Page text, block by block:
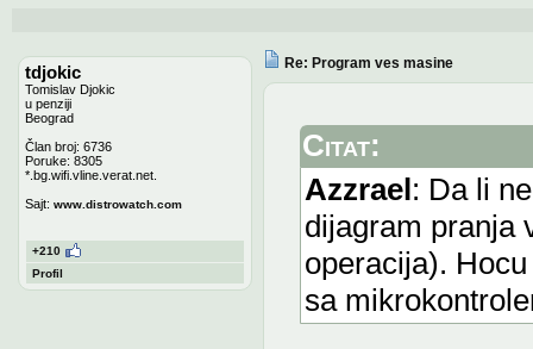
tdjokic
Tomislav Djokic
u penziji
Beograd
Član broj: 6736
Poruke: 8305
*.bg.wifi.vline.verat.net.
Sajt: www.distrowatch.com
+210
Profil
Re: Program ves masine
Citat:
Azzrael: Da li
dijagram pranja
operacija).
sa